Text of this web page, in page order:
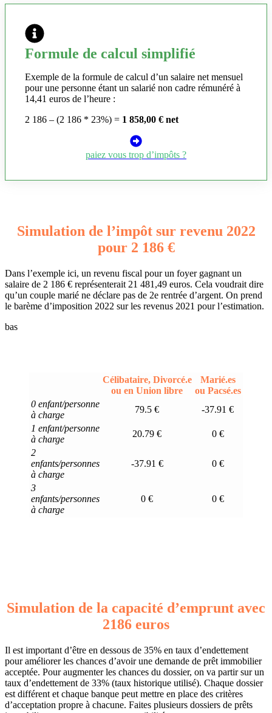
Formule de calcul simplifié
Exemple de la formule de calcul d’un salaire net mensuel
pour une personne étant un salarié non cadre rémunéré à
14,41 euros de l’heure :
2 186 – (2 186 * 23%) = 1 858,00 € net
paiez vous trop d’impôts ?
Simulation de l’impôt sur revenu 2022
pour 2 186 €
Dans l’exemple ici, un revenu fiscal pour un foyer gagnant un
salaire de 2 186 € représenterait 21 481,49 euros. Cela voudrait dire
qu’un couple marié ne déclare pas de 2e rentrée d’argent. On prend
le barème d’imposition 2022 sur les revenus 2021 pour l’estimation.
bas
Célibataire, Divorcé.e
ou en Union libre
Marié.es
ou Pacsé.es
0 enfant/personne
à charge
79.5 €
-37.91 €
1 enfant/personne
à charge
20.79 €
0 €
2
enfants/personnes
à charge
-37.91 € 0 €
3
enfants/personnes
à charge
0 € 0 €
Simulation de la capacité d’emprunt avec
2186 euros
Il est important d’être en dessous de 35% en taux d’endettement
pour améliorer les chances d’avoir une demande de prêt immobilier
acceptée. Pour augmenter les chances du dossier, on va partir sur un
taux d’endettement de 33% (taux historique utilisé). Chaque dossier
est différent et chaque banque peut mettre en place des critères
d’acceptation propre à chacune. Faites plusieurs dossiers de prêts